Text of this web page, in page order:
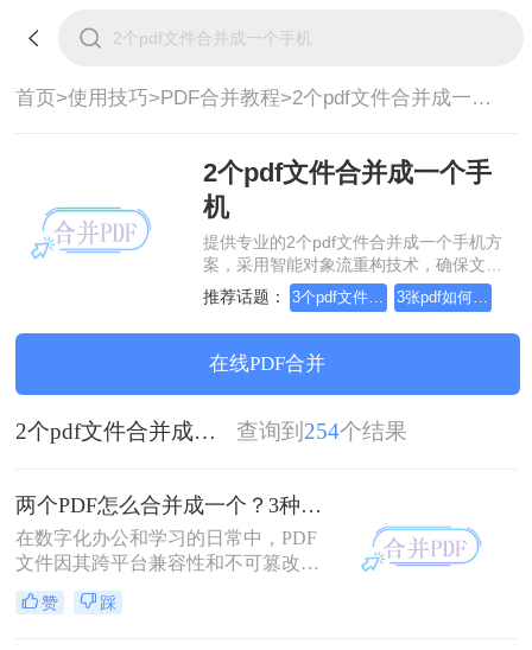
首页>使用技巧>PDF合并教程> 2个pdf文件合并成一个手机
2个pdf文件合并成一个手
机
提供专业的2个pdf文件合并成一个手机方
案，采用智能对象流重构技术，确保文档
1:1高保真还原且排版不乱码。支持一键批
量处理，全链路 SSL 加密保障隐私安全。
助您快速实现2个pdf文件合并成一个手
机，无需安装，高效办公。
推荐话题： 3个pdf文件合并成一个
在线PDF合并
2个pdf文件合并成一个手机 查询到 254个结果
两个PDF怎么合并成一个？3种方法，1分钟轻松搞定！
在数字化办公和学习的日常中，PDF
文件因其跨平台兼容性和不可篡改性
而广受欢迎。然而，当需要处理多个
PDF文件时，将它们合并成一个文件
赞 踩